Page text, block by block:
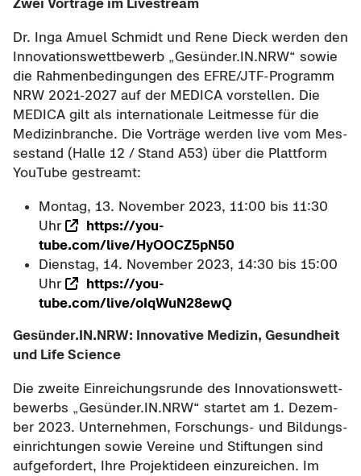
Zwei Vor­trä­ge im Live­stream
Dr. Inga Amuel Schmidt und Rene Dieck wer­den den
In­no­va­ti­ons­wett­be­werb „Ge­sün­der.IN.NRW“ sowie
die Rah­men­be­din­gun­gen des EFRE/JTF-​Programm
NRW 2021-​2027 auf der ME­DI­CA vor­stel­len. Die
ME­DI­CA gilt als in­ter­na­tio­na­le Leit­mes­se für die
Me­di­zin­bran­che. Die Vor­trä­ge wer­den live vom Mes­
se­stand (Halle 12 / Stand A53) über die Platt­form
You­Tube ge­streamt:
Mon­tag, 13. No­vem­ber 2023, 11:00 bis 11:30
Uhr
https://you­
tube.com/live/HyOOCZ5pN50
Diens­tag, 14. No­vem­ber 2023, 14:30 bis 15:00
Uhr
https://you­
tube.com/live/oIqWuN28ewQ
Ge­sün­der.IN.NRW: In­no­va­ti­ve Me­di­zin, Ge­sund­heit
und Life Sci­ence
Die zwei­te Ein­rei­chungs­run­de des In­no­va­ti­ons­wett­
be­werbs „Ge­sün­der.IN.NRW“ star­tet am 1. De­zem­
ber 2023. Un­ter­neh­men, Forschungs-​ und Bil­dungs­
ein­rich­tun­gen sowie Ver­ei­ne und Stif­tun­gen sind
auf­ge­for­dert, Ihre Pro­jekt­ideen ein­zu­rei­chen. Im